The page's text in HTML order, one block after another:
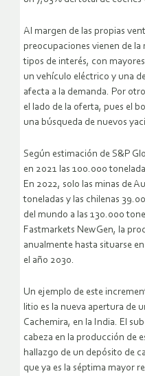
Al margen de las propias
preocupaciones vienen de
tipos de interés, con
un vehículo eléctrico y una
afecta a la demanda. Por
el lado de la oferta, pues el
una búsqueda de nuevos
Según estimación de S&P
en 2021 las 100.000
En 2022, solo las minas de
toneladas y las chilenas
del mundo a las 130.000
Fastmarkets NewGen, la
anualmente hasta situarse
el año 2030.
Un ejemplo de este
litio es la nueva apertura de
Cachemira, en la India. El
cabeza en la producción de
hallazgo de un depósito de
que ya es la séptima mayor